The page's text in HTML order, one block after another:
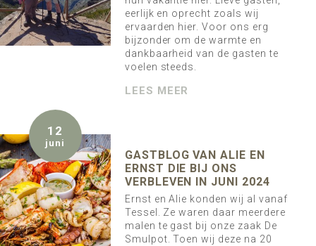
eerlijk en oprecht zoals wij
ervaarden hier. Voor ons erg
bijzonder om de warmte en
dankbaarheid van de gasten te
voelen steeds.
LEES MEER
12
juni
GASTBLOG VAN ALIE EN
ERNST DIE BIJ ONS
VERBLEVEN IN JUNI 2024
Ernst en Alie konden wij al vanaf
Tessel. Ze waren daar meerdere
malen te gast bij onze zaak De
Smulpot. Toen wij deze na 20